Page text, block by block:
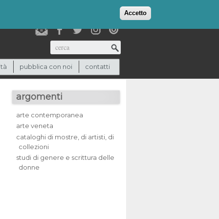
Accetto
(0)
Cerca
pubblica con noi contatti
argomenti
arte contemporanea
arte veneta
cataloghi di mostre, di artisti, di
collezioni
studi di genere e scrittura delle
donne